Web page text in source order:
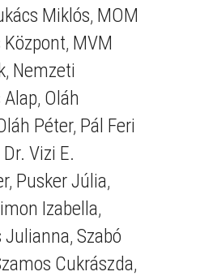
Miklós, MOM
, MVM
, Nemzeti
, Oláh
Péter, Pál Feri
Vizi E.
, Pusker Júlia,
Izabella,
Julianna, Szabó
Cukrászda,